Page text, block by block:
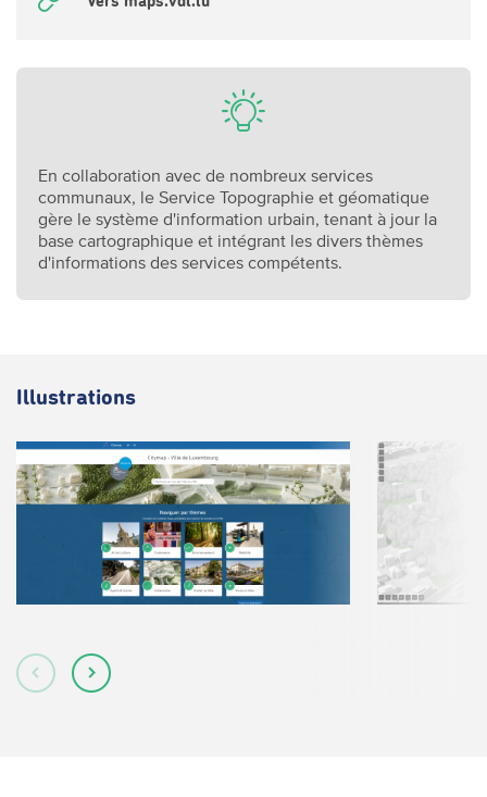
En collaboration avec de nombreux services
communaux, le Service Topographie et géomatique
gère le système d'information urbain, tenant à jour la
base cartographique et intégrant les divers thèmes
d'informations des services compétents.
Illustrations